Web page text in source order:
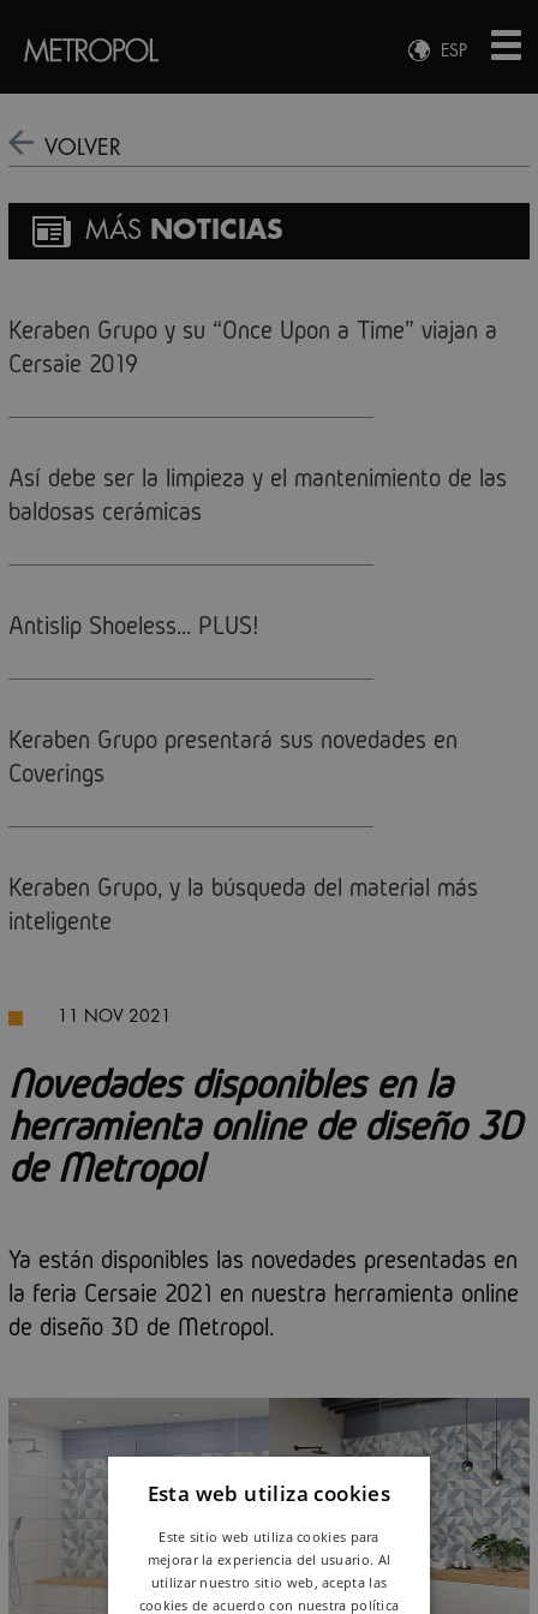
ESP
ENG
VOLVER
MÁS NOTICIAS
Keraben Grupo y su “Once Upon a Time” viajan a
Cersaie 2019
Así debe ser la limpieza y el mantenimiento de las
baldosas cerámicas
Antislip Shoeless... PLUS!
Keraben Grupo presentará sus novedades en
Coverings
Keraben Grupo, y la búsqueda del material más
inteligente
11 NOV 2021
Novedades disponibles en la
herramienta online de diseño 3D
de Metropol
Ya están disponibles las novedades presentadas en
la feria Cersaie 2021 en nuestra herramienta online
de diseño 3D de Metropol.
Esta web utiliza cookies
Este sitio web utiliza cookies para
mejorar la experiencia del usuario. Al
utilizar nuestro sitio web, acepta las
cookies de acuerdo con nuestra política